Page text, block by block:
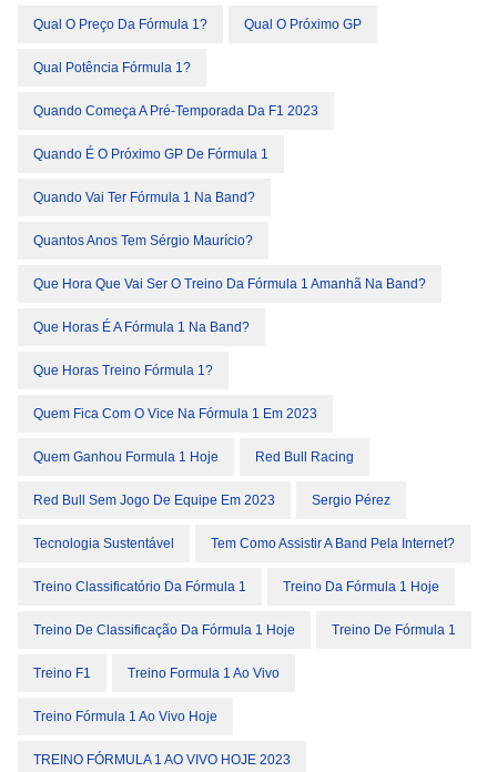
Qual O Preço Da Fórmula 1? Qual O Próximo GP
Qual Potência Fórmula 1?
Quando Começa A Pré-Temporada Da F1 2023
Quando É O Próximo GP De Fórmula 1
Quando Vai Ter Fórmula 1 Na Band?
Quantos Anos Tem Sérgio Maurício?
Que Hora Que Vai Ser O Treino Da Fórmula 1 Amanhã Na Band?
Que Horas É A Fórmula 1 Na Band?
Que Horas Treino Fórmula 1?
Quem Fica Com O Vice Na Fórmula 1 Em 2023
Quem Ganhou Formula 1 Hoje Red Bull Racing
Red Bull Sem Jogo De Equipe Em 2023 Sergio Pérez
Tecnologia Sustentável Tem Como Assistir A Band Pela Internet?
Treino Classificatório Da Fórmula 1 Treino Da Fórmula 1 Hoje
Treino De Classificação Da Fórmula 1 Hoje Treino De Fórmula 1
Treino F1 Treino Formula 1 Ao Vivo
Treino Fórmula 1 Ao Vivo Hoje
TREINO FÓRMULA 1 AO VIVO HOJE 2023